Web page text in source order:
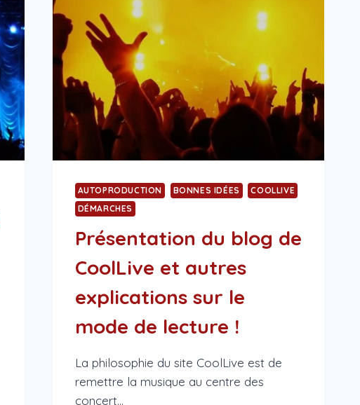
AUTOPRODUCTION BONNES IDÉES
COOLLIVE
DÉMARCHES
Présentation du blog de
CoolLive et autres
explications sur le
mode de lecture !
La philosophie du site CoolLive est de
remettre la musique au centre des
concert…